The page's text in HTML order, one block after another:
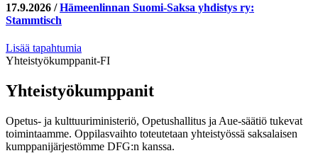
17.9.2026 / Hämeenlinnan Suomi-Saksa yhdistys ry:
Stammtisch
Lisää tapahtumia
Yhteistyökumppanit-FI
Yhteistyökumppanit
Opetus- ja kulttuuriministeriö, Opetushallitus ja Aue-säätiö tukevat
toimintaamme. Oppilasvaihto toteutetaan yhteistyössä saksalaisen
kumppanijärjestömme DFG:n kanssa.